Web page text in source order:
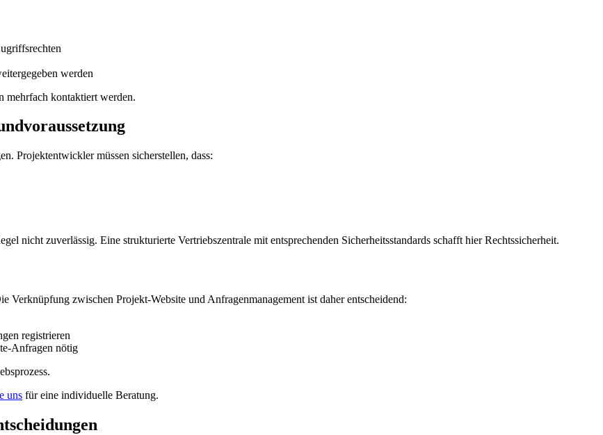
werden
mehrfach kontaktiert werden.
Projektentwickler müssen sicherstellen, dass:
nicht zuverlässig. Eine strukturierte Vertriebszentrale mit entsprechenden Sicherheitsstandards schafft hier Rechtssicherheit.
Verknüpfung zwischen Projekt-Website und Anfragenmanagement ist daher entscheidend:
registrieren
Anfragen nötig
uns für eine individuelle Beratung.